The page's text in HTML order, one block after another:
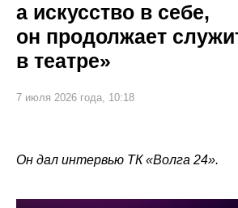
а искусство в себе,
он продолжает
в театре»
7 июля 2026 года, 10:18
Он дал интервью ТК «Волга 24».